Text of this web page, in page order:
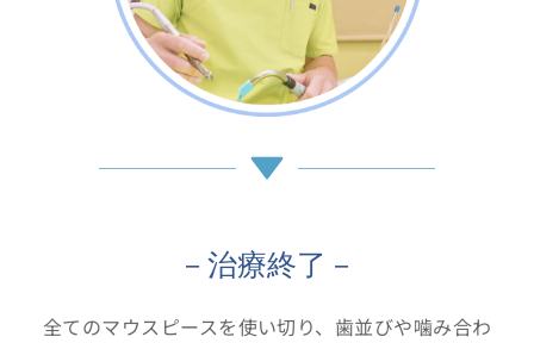
－治療終了－
全てのマウスピースを使い切り、歯並びや噛み合わ